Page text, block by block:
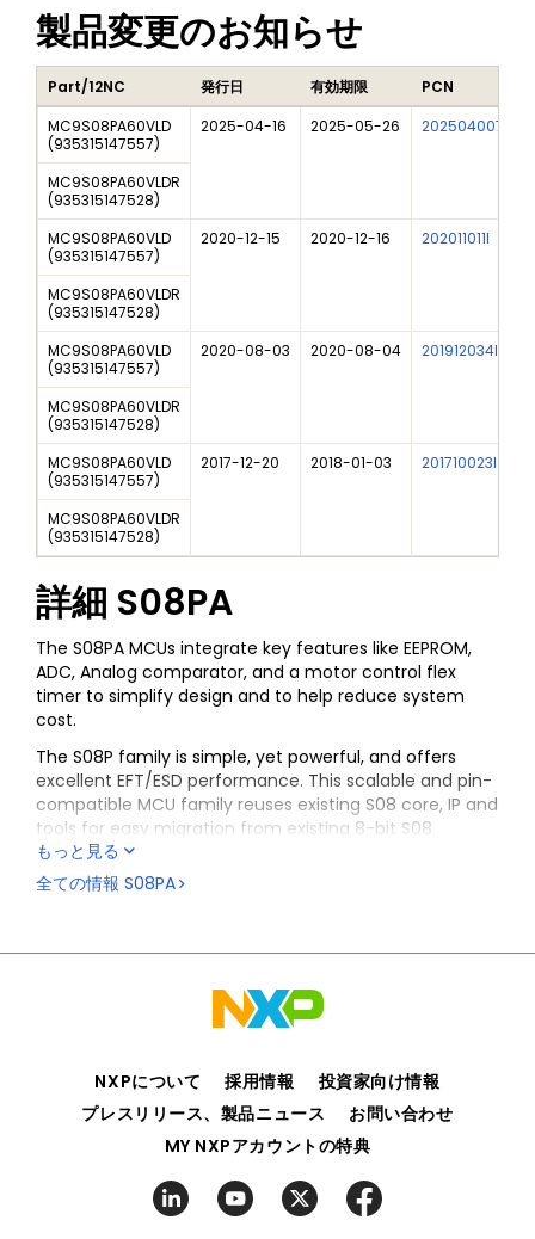
製品変更のお知らせ
Part/12NC 発行日 有効期限 PCN
MC9S08PA60VLD
(935315147557)
2025-04-16 2025-05-26 202504007I
MC9S08PA60VLDR
(935315147528)
MC9S08PA60VLD
(935315147557)
2020-12-15 2020-12-16 202011011I
MC9S08PA60VLDR
(935315147528)
MC9S08PA60VLD
(935315147557)
2020-08-03 2020-08-04 201912034I
MC9S08PA60VLDR
(935315147528)
MC9S08PA60VLD
(935315147557)
2017-12-20 2018-01-03 201710023I
MC9S08PA60VLDR
(935315147528)
詳細 S08PA
The S08PA MCUs integrate key features like EEPROM,
ADC, Analog comparator, and a motor control flex
timer to simplify design and to help reduce system
cost.
The S08P family is simple, yet powerful, and offers
excellent EFT/ESD performance. This scalable and pin-
compatible MCU family reuses existing S08 core, IP and
tools for easy migration from existing 8-bit S08
products. Our 5V 8-bit S08P MCU family gives your
designs more durability and reliability in harsh industrial
もっと見る
全ての情報 S08PA
NXPについて 採用情報
投資家向け情報
プレスリリース、製品ニュース
お問い合わせ
MY NXPアカウントの特典